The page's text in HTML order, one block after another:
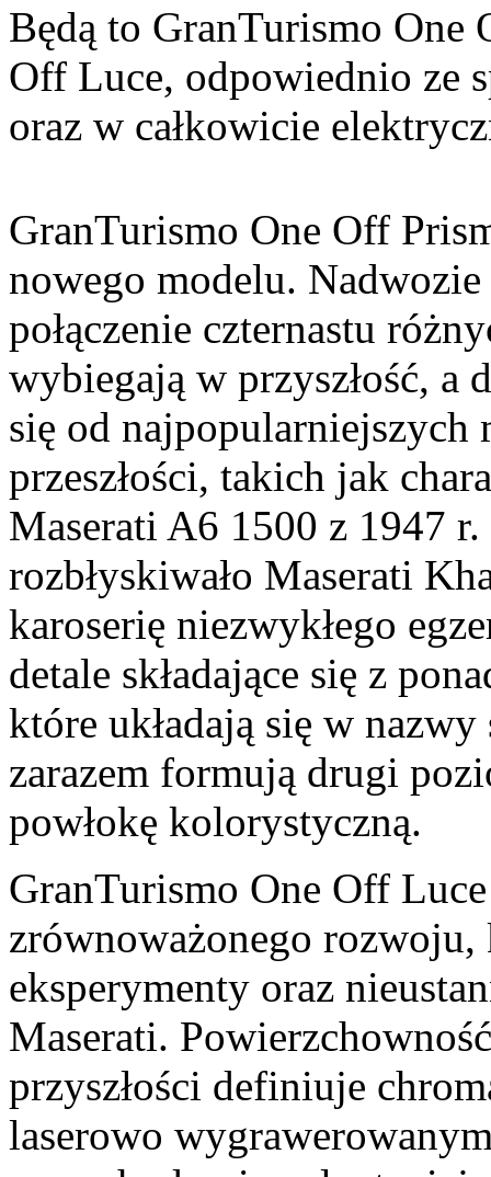
Będą to GranTurismo One
Off Luce, odpowiednio ze
oraz w całkowicie
GranTurismo One Off
nowego modelu.
połączenie czternastu
wybiegają w przyszłość, a
się od najpopularniejszych
przeszłości, takich jak
Maserati A6 1500 z 1947
rozbłyskiwało Maserati
karoserię niezwykłego
detale składające się z
które układają się w
zarazem formują drugi
powłokę kolorystyczną.
GranTurismo One Off
zrównoważonego rozwoju,
eksperymenty oraz
Maserati.
przyszłości definiuje
laserowo